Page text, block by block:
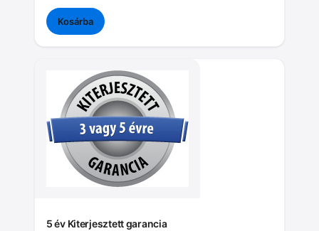
Kosárba
5 év Kiterjesztett garancia